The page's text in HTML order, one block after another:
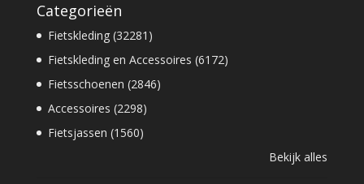
Categorieën
Fietskleding (32281)
Fietskleding en Accessoires (6172)
Fietsschoenen (2846)
Accessoires (2298)
Fietsjassen (1560)
Bekijk alles